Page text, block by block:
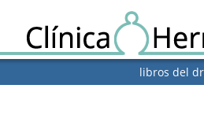
libros del